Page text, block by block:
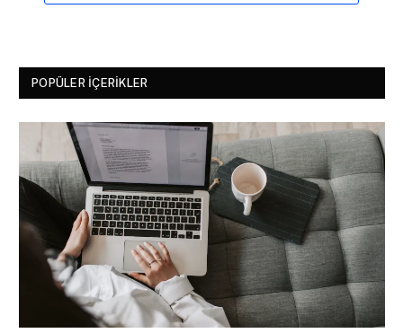
POPÜLER İÇERIKLER